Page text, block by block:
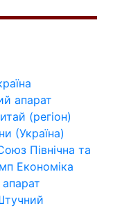
апарат
(регіон)
(Україна)
Північна та
Економіка